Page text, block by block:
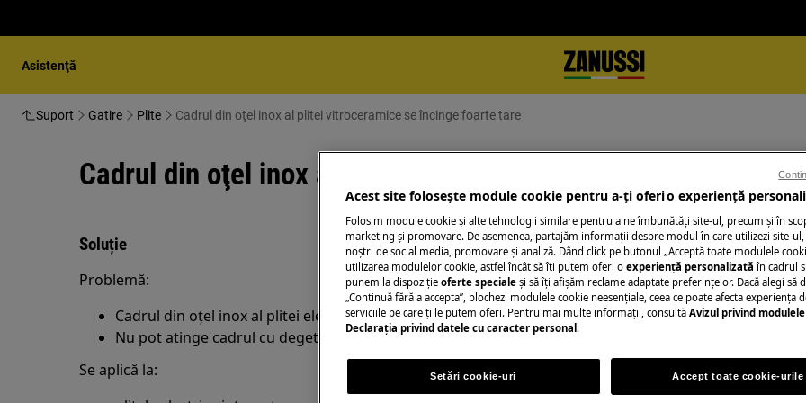
Asistenţă
Suport Gatire Plite Cadrul din oţel inox al plitei vitroceramice se încinge foarte tare
Cadrul din oţel inox al plitei vitroceramice se încinge foarte
Soluție
Problemă:
Cadrul din oţel inox al plitei electrice vitroceramice se încinge foarte tare
Nu pot atinge cadrul cu degetele
Se aplică la:
Solicită asistenţă
Ai o problemă cu
nu o poţi rezolva
ul zanussi și
Rezervă serviciu
Acest site folosește module cookie pentru a-ţi oferi o experienţă
Folosim module cookie și alte tehnologii similare pentru a ne îmbunătăţi site-ul, precum și în
marketing și promovare. De asemenea, partajăm informaţii despre modul în care utilizezi site-
noștri de social media, promovare și analiză. Dând click pe butonul „Acceptă toate modulele
utilizarea modulelor cookie, astfel încât să îţi putem oferi o experienţă personalizată în cadrul
punem la dispoziţie oferte speciale și să îţi afișăm reclame adaptate preferinţelor. Dacă alegi să
„Continuă fără a accepta”, blochezi modulele cookie neesenţiale, ceea ce poate afecta experienţa
serviciile pe care ţi le putem oferi. Pentru mai multe informaţii, consultă Avizul privind
Declaraţia privind datele cu caracter personal .
Setări cookie-uri Accept toate cookie-urile